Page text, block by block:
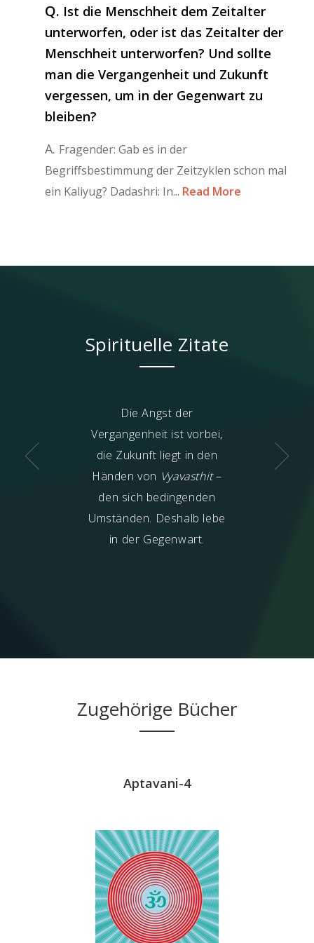
Q. Ist die Menschheit dem Zeitalter
unterworfen, oder ist das Zeitalter der
Menschheit unterworfen? Und sollte
man die Vergangenheit und Zukunft
vergessen, um in der Gegenwart zu
bleiben?
A. Fragender: Gab es in der
Begriffsbestimmung der Zeitzyklen schon mal
ein Kaliyug? Dadashri: In... Read More
Spirituelle Zitate
nach? Sie
Die Angst der
Vergangenheit ist vorbei,
die Zukunft liegt in den
Händen von Vyavasthit–
den sich bedingenden
Umständen. Deshalb lebe
in der Gegenwart.
Derjenige,
Zugehörige Bücher
Aptavani-4